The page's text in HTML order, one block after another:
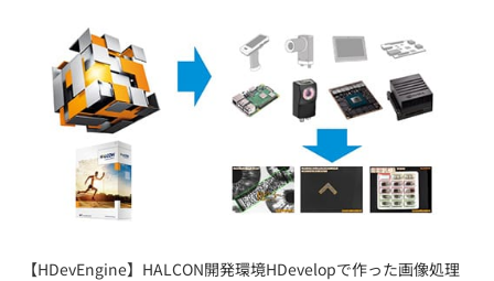
【HDevEngine】HALCON開発環境HDevelopで作った画像処理